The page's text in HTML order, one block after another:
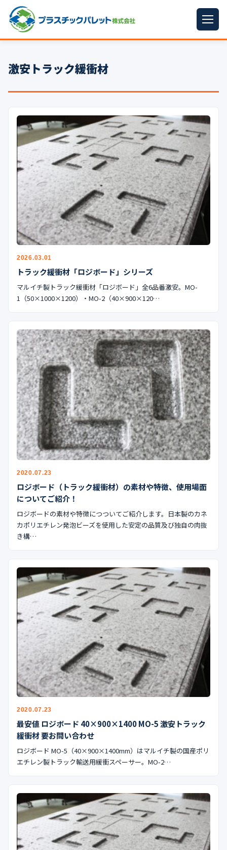
パレットサイズ
プラパレット ▼
コンテナ ▼
中古パレット
再生原料 ▼
梱包資材
イラン情勢まとめ
公式ブログ
会社案内
🇺🇸🇰🇷🇹🇼🇻🇳
激安トラック緩衝材
2026.03.01
トラック緩衝材「ロジボード」シリーズ
マルイチ製トラック緩衝材「ロジボード」全6品番激安。MO-
1（50×1000×1200）・MO-2（40×900×120…
2020.07.23
ロジボード（トラック緩衝材）の素材や特徴、使用場面
についてご紹介！
ロジボードの素材や特徴につついてご紹介します。日本製のカネ
カポリエチレン発泡ビーズを使用した安定の品質及び独自の肉抜
き構…
2020.07.23
最安値 ロジボード 40×900×1400 MO-5 激安トラック
緩衝材 要お問い合わせ
ロジボード MO-5（40×900×1400mm）はマルイチ製の国産ポリ
エチレン製トラック輸送用緩衝スペーサー。MO-2…